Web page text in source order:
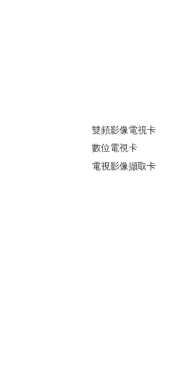
雙頻影像電視卡
數位電視卡
電視影像擷取卡